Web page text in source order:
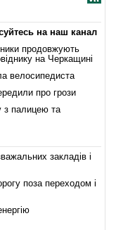
на наш канал
продовжують
на Черкащині
велосипедиста
про грози
з палицею та
закладів і
поза переходом і